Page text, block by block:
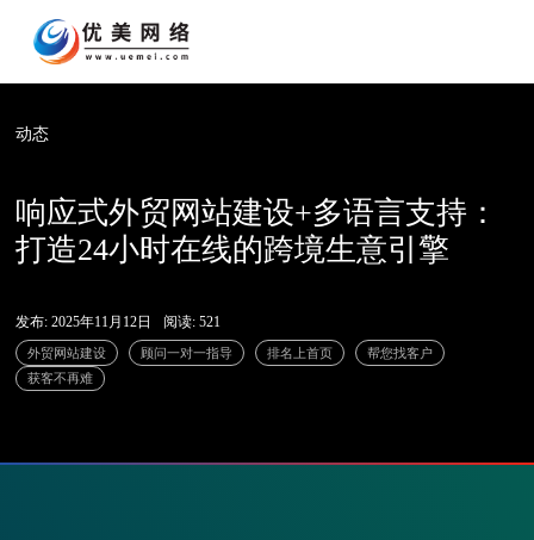
动态
响应式外贸网站建设+多语言支持：
打造24小时在线的跨境生意引擎
发布: 2025年11月12日 阅读: 521
外贸网站建设